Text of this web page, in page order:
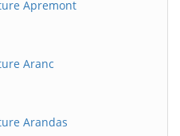
Apremont
Aranc
Arandas